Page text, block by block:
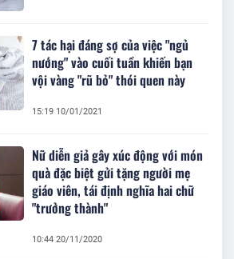
7 tác hại đáng sợ của việc "ngủ
nướng" vào cuối tuần khiến bạn
vội vàng "rũ bỏ" thói quen này
15:19 10/01/2021
Nữ diễn giả gây xúc động với món
quà đặc biệt gửi tặng người mẹ
giáo viên, tái định nghĩa hai chữ
"trưởng thành"
10:44 20/11/2020